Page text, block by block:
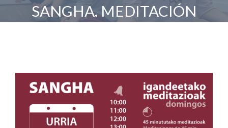
SANGHA. MEDITACIÓN